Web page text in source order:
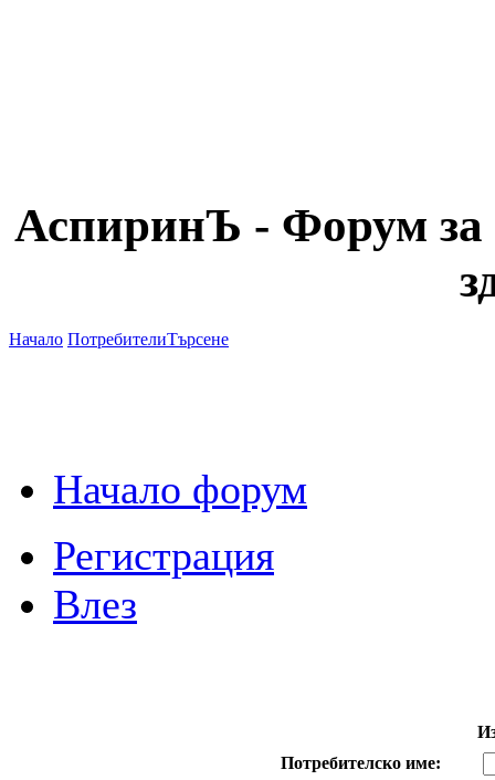
АспиринЪ - Форум за
Начало ПотребителиТърсене
Начало форум
Регистрация
Влез
Потребителско име: